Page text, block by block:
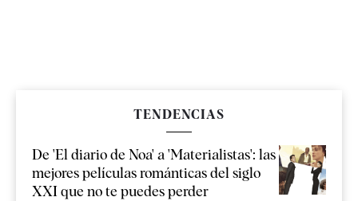
TENDENCIAS
De 'El diario de Noa' a 'Materialistas': las
mejores películas románticas del siglo
XXI que no te puedes perder